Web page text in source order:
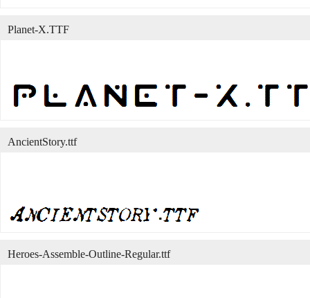
Planet-X.TTF
AncientStory.ttf
Heroes-Assemble-Outline-Regular.ttf